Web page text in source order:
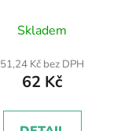
Skladem
51,24 Kč bez DPH
62 Kč